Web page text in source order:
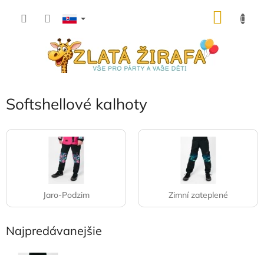
Softshellové kalhoty
Jaro-Podzim Zimní zateplené
Najpredávanejšie